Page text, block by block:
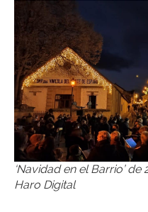
‘Navidad en el Barrio’
Haro Digital